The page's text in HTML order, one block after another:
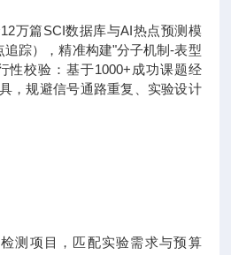
万篇SCI数据库与AI热点预测模
追踪），精准构建"分子机制-表型
性校验：基于1000+成功课题经
，规避信号通路重复、实验设计
测项目，匹配实验需求与预算